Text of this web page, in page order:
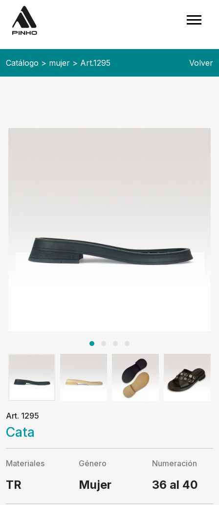
Catálogo > mujer > Art.1295 Volver
Art. 1295
Cata
Materiales
TR
Género
Mujer
Numeración
36 al 40